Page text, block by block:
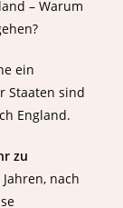
ein
Staaten sind
England.
zu
nach